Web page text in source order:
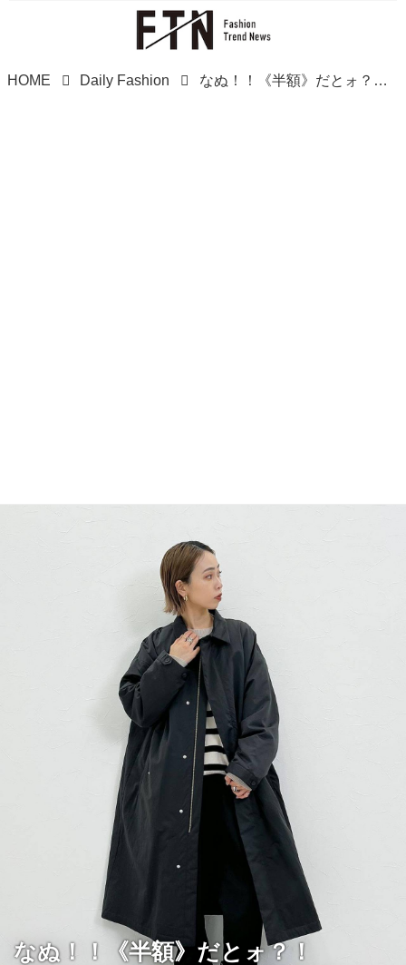
HOME Daily Fashion なぬ！！《半額》だとォ？！【studio CLIP】春先まで使える！「中綿コート」買うなら今！
なぬ！！《半額》だとォ？！